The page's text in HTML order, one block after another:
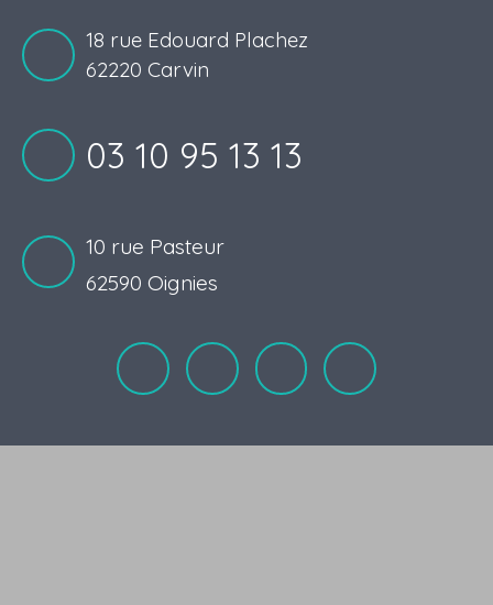
18 rue Edouard Plachez
62220 Carvin
03 10 95 13 13
10 rue Pasteur
62590 Oignies